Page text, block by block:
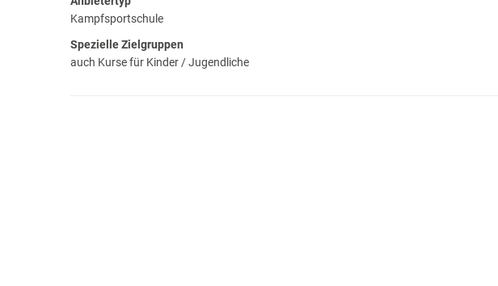
Kampfsportschule
Spezielle Zielgruppen
auch Kurse für Kinder / Jugendliche